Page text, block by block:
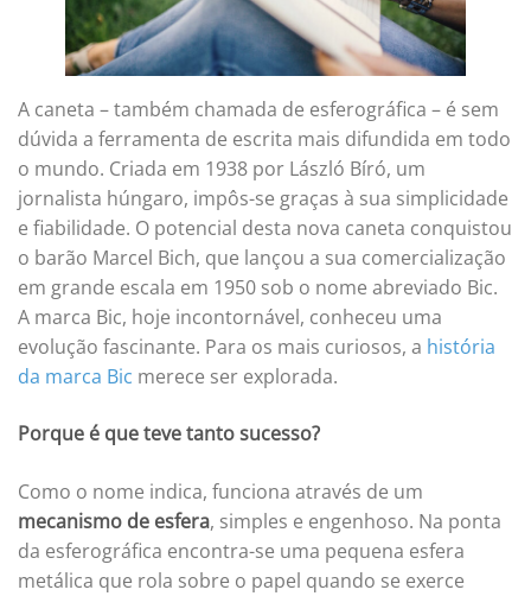
A caneta – também chamada de esferográfica – é sem
dúvida a ferramenta de escrita mais difundida em todo
o mundo. Criada em 1938 por László Bíró, um
jornalista húngaro, impôs-se graças à sua simplicidade
e fiabilidade. O potencial desta nova caneta conquistou
o barão Marcel Bich, que lançou a sua comercialização
em grande escala em 1950 sob o nome abreviado Bic.
A marca Bic, hoje incontornável, conheceu uma
evolução fascinante. Para os mais curiosos, a história
da marca Bic merece ser explorada.
Porque é que teve tanto sucesso?
Como o nome indica, funciona através de um
mecanismo de esfera, simples e engenhoso. Na ponta
da esferográfica encontra-se uma pequena esfera
metálica que rola sobre o papel quando se exerce